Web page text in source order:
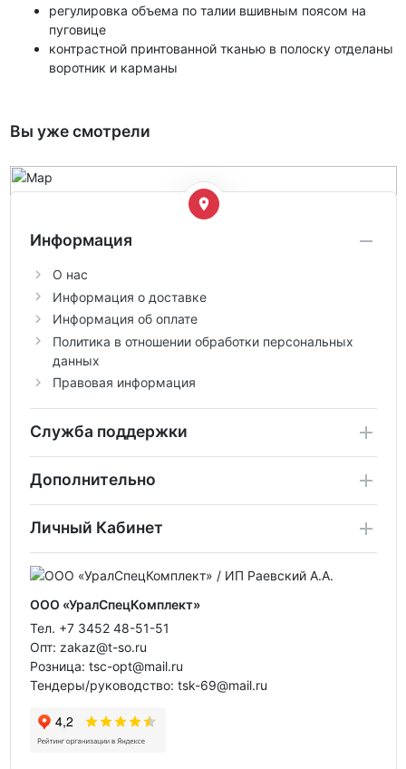
регулировка объема по талии вшивным поясом на
пуговице
контрастной принтованной тканью в полоску отделаны
воротник и карманы
Вы уже смотрели
Информация
О нас
Информация о доставке
Информация об оплате
Политика в отношении обработки персональных
данных
Правовая информация
Служба поддержки
Дополнительно
Личный Кабинет
ООО «УралСпецКомплект»
Тел. +7 3452 48-51-51
Опт: zakaz@t-so.ru
Розница: tsc-opt@mail.ru
Тендеры/руководство: tsk-69@mail.ru